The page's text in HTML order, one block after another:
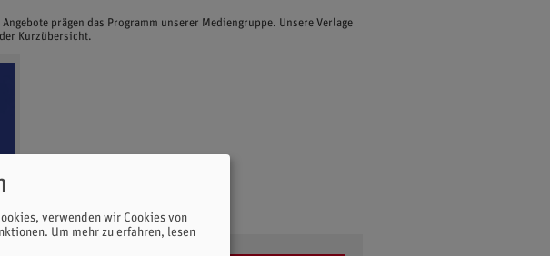
prägen das Programm unserer Mediengruppe. Unsere Verlage
Kurzübersicht.
verwenden wir Cookies von
Um mehr zu erfahren, lesen